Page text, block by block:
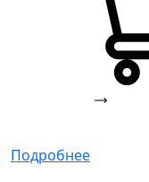
Подробнее